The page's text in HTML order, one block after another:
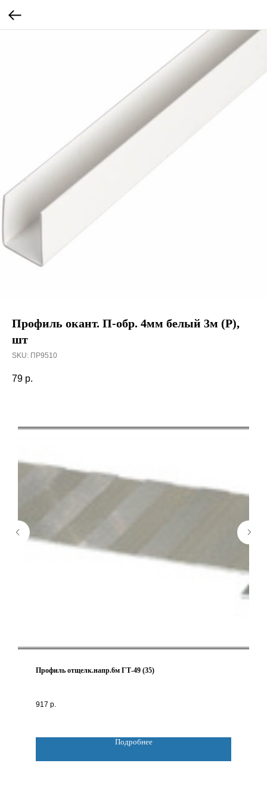
Профиль окант. П-обр. 4мм белый 3м (Р),
шт
SKU: ПР9510
79 р.
Профиль отщелк.напр.6м ГТ-49 (35)
917 р.
Подробнее